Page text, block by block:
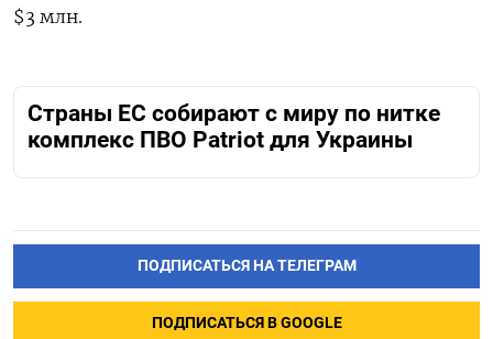
$3 млн.
Страны ЕС собирают с миру по нитке
комплекс ПВО Patriot для Украины
ПОДПИСАТЬСЯ НА ТЕЛЕГРАМ
ПОДПИСАТЬСЯ В GOOGLE